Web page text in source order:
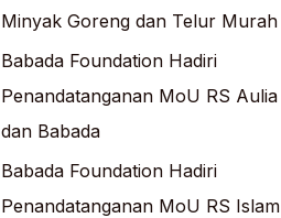
Minyak Goreng dan Telur Murah
Babada Foundation Hadiri
Penandatanganan MoU RS Aulia
dan Babada
Babada Foundation Hadiri
Penandatanganan MoU RS Islam